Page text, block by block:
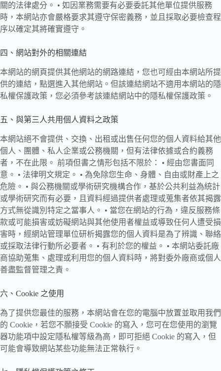
關的法律處分。 • 如因業務需要有必要委託其他單位提供服務
時，本網站亦會嚴格要求其遵守保密義務，並且採取必要檢查程
序以確定其將確實遵守。
四、網站對外的相關連結
本網站的網頁提供其他網站的網路連結，您也可經由本網站所提
供的連結，點選進入其他網站。但該連結網站不適用本網站的隱
私權保護政策，您必須參考該連結網站中的隱私權保護政策。
五、與第三人共用個人資料之政策
本網站絕不會提供、交換、出租或出售任何您的個人資料給其他
個人、團體、私人企業或公務機關，但有法律依據或合約義務
者，不在此限。 前項但書之情形包括不限於： • 經由您書面同
意。 • 法律明文規定。 • 為免除您生命、身體、自由或財產上之
危險。 • 與公務機關或學術研究機構合作，基於公共利益為統計
或學術研究而有必要，且資料經過提供者處理或蒐集者依其揭露
方式無從識別特定之當事人。 • 當您在網站的行為，違反服務條
款或可能損害或妨礙網站與其他使用者權益或導致任何人遭受損
害時，經網站管理單位研析揭露您的個人資料是為了辨識、聯絡
或採取法律行動所必要者。 • 有利於您的權益。 • 本網站委託廠
商協助蒐集、處理或利用您的個人資料時，將對委外廠商或個人
善盡監督管理之責。
六、Cookie 之使用
為了提供您最佳的服務，本網站會在您的電腦中放置並取用我們
的 Cookie，若您不願接受 Cookie 的寫入，您可在您使用的瀏覽
器功能項中設定隱私權等級為高，即可拒絕 Cookie 的寫入，但
可能會導致網站某些功能無法正常執行。